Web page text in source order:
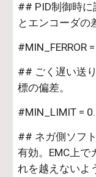
## PID制御時
とエンコーダの
#MIN_FERROR
## ごく遅い送
標の偏差。
#MIN_LIMIT =
## ネガ側ソフ
有効。EMC上で
れを越えないよ